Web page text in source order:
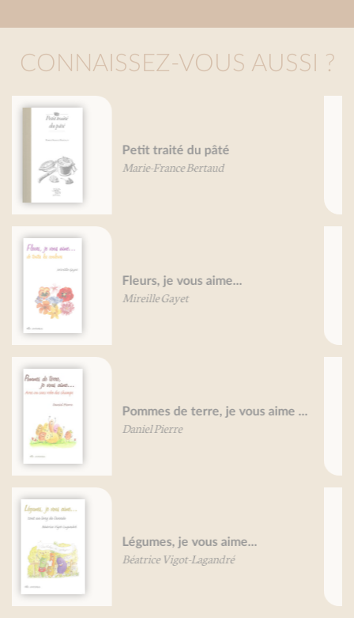
CONNAISSEZ-VOUS AUSSI ?
Petit traité du raisin
Patricia Rolland
Petit traité de la pizza
Valérie Gaudant
Olivier Gaudant
Petit traité de la morue
Bruno Bertheuil
Légumes des terroirs
François Besancenot
Daniel Vuillon